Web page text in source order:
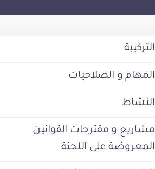
التركيبة
المهام و الصلاحيات
النشاط
مشاريع و مقترحات القوانين
المعروضة على اللجنة